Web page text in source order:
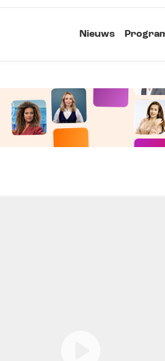
Nieuws